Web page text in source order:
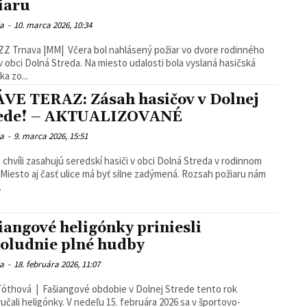
- 10. marca 2026, 10:34
Trnava |MM| Včera bol nahlásený požiar vo dvore rodinného
obci Dolná Streda. Na miesto udalosti bola vyslaná hasičská
zo...
TERAZ: Zásah hasičov v Dolnej
– AKTUALIZOVANÉ
- 9. marca 2026, 15:51
zasahujú seredskí hasiči v obci Dolná Streda v rodinnom
aj časť ulice má byť silne zadýmená. Rozsah požiaru nám
heligónky priniesli
plné hudby
- 18. februára 2026, 11:07
| Fašiangové obdobie v Dolnej Strede tento rok
heligónky. V nedeľu 15. februára 2026 sa v športovo-